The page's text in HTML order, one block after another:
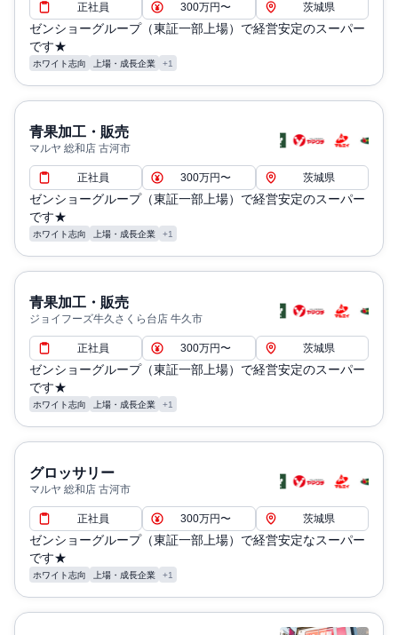
正社員 300万円〜 茨城県
ゼンショーグループ（東証一部上場）で経営安定のスーパー
です★
ホワイト志向 上場・成長企業 +1
青果加工・販売
マルヤ 総和店 古河市
正社員 300万円〜 茨城県
ゼンショーグループ（東証一部上場）で経営安定のスーパー
です★
ホワイト志向 上場・成長企業 +1
青果加工・販売
ジョイフーズ牛久さくら台店 牛久市
正社員 300万円〜 茨城県
ゼンショーグループ（東証一部上場）で経営安定のスーパー
です★
ホワイト志向 上場・成長企業 +1
グロッサリー
マルヤ 総和店 古河市
正社員 300万円〜 茨城県
ゼンショーグループ（東証一部上場）で経営安定なスーパー
です★
ホワイト志向 上場・成長企業 +1